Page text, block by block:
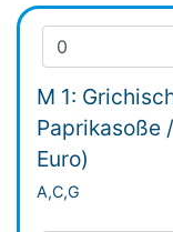
M 1:
Paprikasoße
Euro)
A,C,G